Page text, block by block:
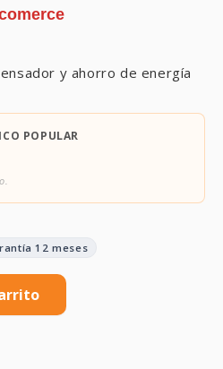
y ahorro de energía
POPULAR
12 meses